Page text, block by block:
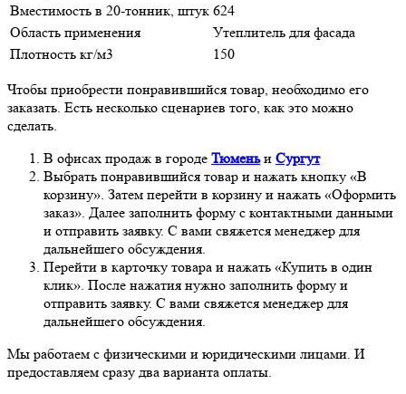
Вместимость в 20-тонник, штук 624
Область применения
Утеплитель для фасада
Плотность кг/м3
150
Чтобы приобрести понравившийся товар, необходимо его
заказать. Есть несколько сценариев того, как это можно
сделать.
В офисах продаж в городе Тюменьи Сургут
Выбрать понравившийся товар и нажать кнопку «В
корзину». Затем перейти в корзину и нажать «Оформить
заказ». Далее заполнить форму с контактными данными
и отправить заявку. С вами свяжется менеджер для
дальнейшего обсуждения.
Перейти в карточку товара и нажать «Купить в один
клик». После нажатия нужно заполнить форму и
отправить заявку. С вами свяжется менеджер для
дальнейшего обсуждения.
Мы работаем с физическими и юридическими лицами. И
предоставляем сразу два варианта оплаты.